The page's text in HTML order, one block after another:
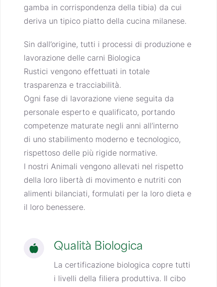
gamba in corrispondenza della tibia) da cui
deriva un tipico piatto della cucina milanese.
Sin dall’origine, tutti i processi di produzione e
lavorazione delle carni Biologica
Rustici vengono effettuati in totale
trasparenza e tracciabilità.
Ogni fase di lavorazione viene seguita da
personale esperto e qualificato, portando
competenze maturate negli anni all’interno
di uno stabilimento moderno e tecnologico,
rispettoso delle più rigide normative.
I nostri Animali vengono allevati nel rispetto
della loro libertà di movimento e nutriti con
alimenti bilanciati, formulati per la loro dieta e
il loro benessere.
Qualità Biologica
La certificazione biologica copre tutti
i livelli della filiera produttiva. Il cibo